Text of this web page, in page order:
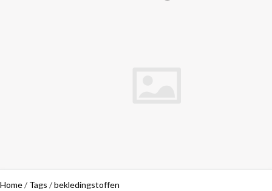
Home/ Tags /bekledingstoffen